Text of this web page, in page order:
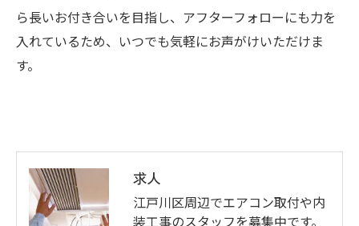
ら長いお付き合いを目指し、アフターフォローにも力を
入れているため、いつでも気軽にお声がけいただけま
す。
求人
江戸川区周辺でエアコン取付や内